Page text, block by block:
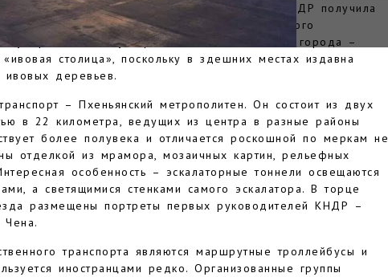
окончания Корейской войны в 1953 году КНДР получила
части Кореи, а город стал столицей первого
государства на полуострове. Одно из названий города –
столица», поскольку в здешних местах издавна
ивовых деревьев.
– Пхеньянский метрополитен. Он состоит из двух
в 22 километра, ведущих из центра в разные районы
более полувека и отличается роскошной по меркам не
отделкой из мрамора, мозаичных картин, рельефных
особенность – эскалаторные тоннели освещаются
а светящимися стенками самого эскалатора. В торце
размещены портреты первых руководителей КНДР –
транспорта являются маршрутные троллейбусы и
иностранцами редко. Организованные группы